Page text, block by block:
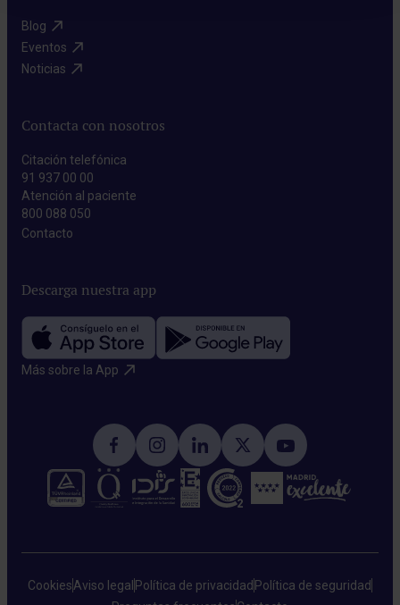
Blog​
Eventos​
Noticias​
Contacta con nosotros
Citación telefónica
91 937 00 00
Atención al paciente
800 088 050
Contacto​
Descarga nuestra app
Más sobre la App​
CookiesAviso legal Política de privacidad Política de seguridad